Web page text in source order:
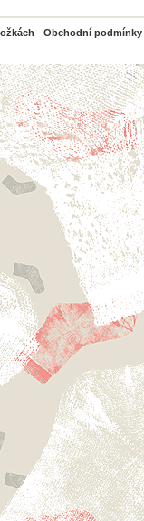
Obchodní podmínky
PayPal